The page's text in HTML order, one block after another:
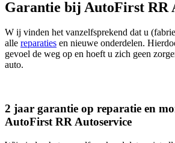
Garantie bij AutoFirst RR
W ij vinden het vanzelfsprekend dat u
alle reparaties en nieuwe onderdelen.
gevoel de weg op en hoeft u zich geen
auto.
2 jaar garantie op reparatie en
AutoFirst RR Autoservice